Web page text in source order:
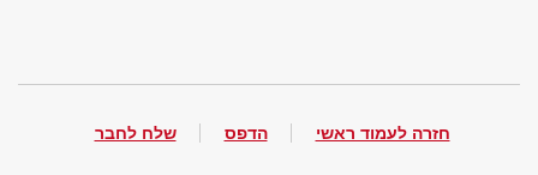
חזרה לעמוד ראשי הדפס שלח לחבר